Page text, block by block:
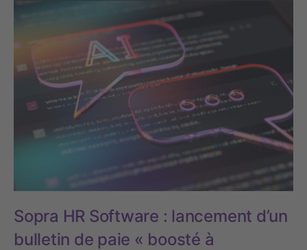
Sopra HR Software : lancement d’un
bulletin de paie « boosté à